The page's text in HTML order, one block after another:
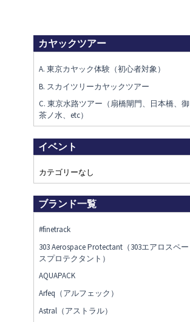
カヤックツアー
A. 東京カヤック体験（初心者対象）
B. スカイツリーカヤックツアー
C. 東京水路ツアー（扇橋閘門、日本橋、御
茶ノ水、etc）
イベント
カテゴリーなし
ブランド一覧
#finetrack
303 Aerospace Protectant（303エアロスペー
スプロテクタント）
AQUAPACK
Arfeq（アルフェック）
Astral（アストラル）